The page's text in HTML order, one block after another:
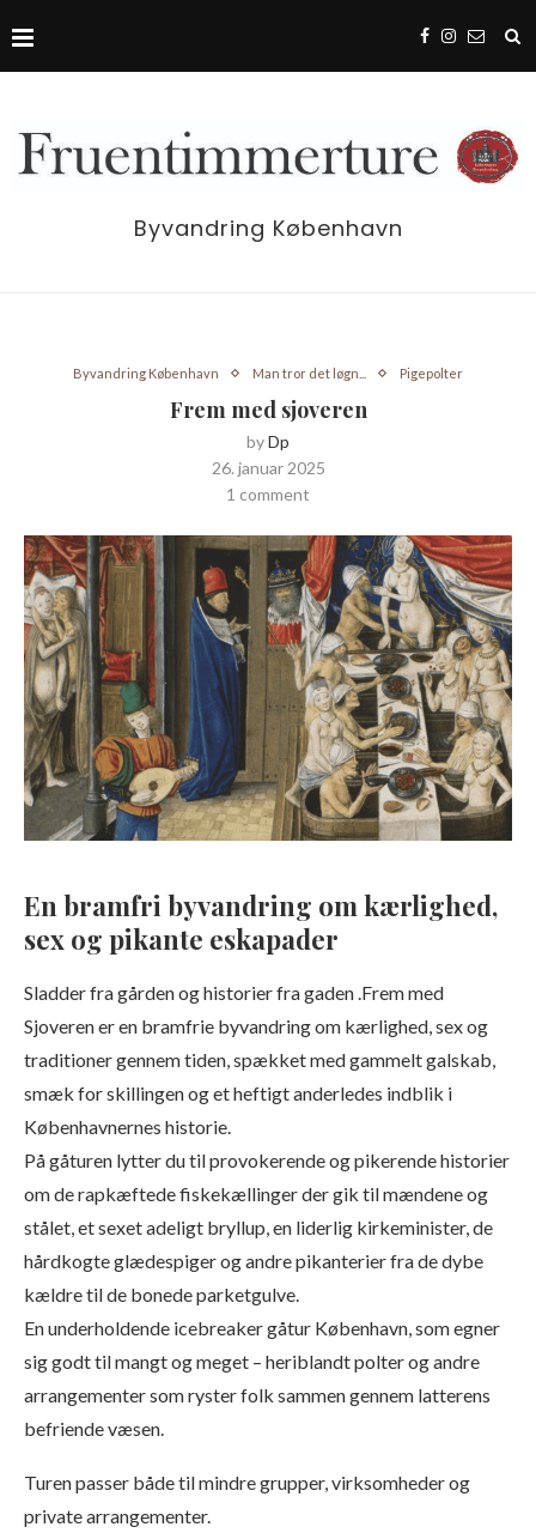
Byvandring København
Byvandring København Man tror det løgn... Pigepolter
Frem med sjoveren
byDp
26. januar 2025
1 comment
En bramfri byvandring om kærlighed,
sex og pikante eskapader
Sladder fra gården og historier fra gaden .Frem med
Sjoveren er en bramfrie byvandring om kærlighed, sex og
traditioner gennem tiden, spækket med gammelt galskab,
smæk for skillingen og et heftigt anderledes indblik i
Københavnernes historie.
På gåturen lytter du til provokerende og pikerende historier
om de rapkæftede fiskekællinger der gik til mændene og
stålet, et sexet adeligt bryllup, en liderlig kirkeminister, de
hårdkogte glædespiger og andre pikanterier fra de dybe
kældre til de bonede parketgulve.
En underholdende icebreaker gåtur København, som egner
sig godt til mangt og meget – heriblandt polter og andre
arrangementer som ryster folk sammen gennem latterens
befriende væsen.
Turen passer både til mindre grupper, virksomheder og
private arrangementer.